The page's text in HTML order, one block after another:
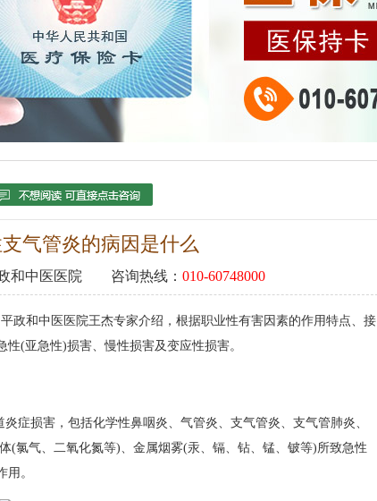
气管炎的病因是什么
和中医医院 咨询热线： 010-60748000
政和中医医院王杰专家介绍，根据职业性有害因素的作用特点、接
(亚急性)损害、慢性损害及变应性损害。
损害，包括化学性鼻咽炎、气管炎、支气管炎、支气管肺炎、
(氯气、二氧化氮等)、金属烟雾(汞、镉、钻、锰、铍等)所致急性
。